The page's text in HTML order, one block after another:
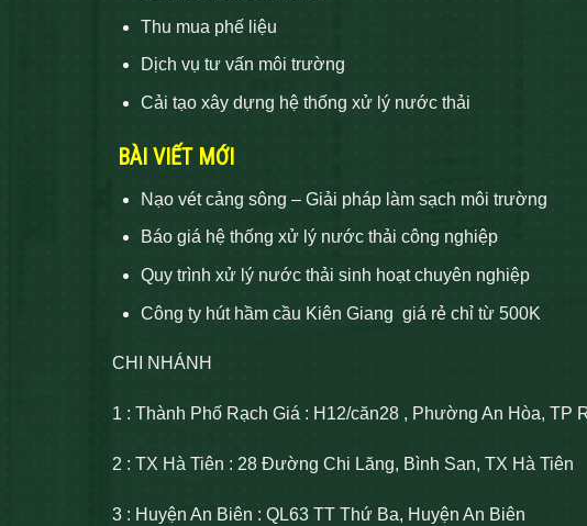
Thu mua phế liệu
Dịch vụ tư vấn môi trường
Cải tạo xây dựng hệ thống xử lý nước thải
BÀI VIẾT MỚI
Nạo vét cảng sông – Giải pháp làm sạch môi trường
Báo giá hệ thống xử lý nước thải công nghiệp
Quy trình xử lý nước thải sinh hoạt chuyên nghiệp
Công ty hút hầm cầu Kiên Giang giá rẻ chỉ từ 500K
CHI NHÁNH
1 : Thành Phố Rạch Giá : H12/căn28 , Phường An Hòa, TP
2 : TX Hà Tiên : 28 Đường Chi Lăng, Bình San, TX Hà Tiên
3 : Huyện An Biên : QL63 TT Thứ Ba, Huyện An Biên